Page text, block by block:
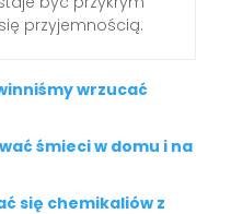
przyjemnością.
wrzucać
śmieci w domu i na
się chemikaliów z